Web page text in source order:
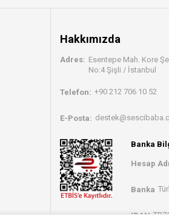
Hakkımızda
Adres: Esentepe Mah. Kore
No:4 Şişli / İstanbul
Telefon: +90 212 706 10 52
E-Posta:
Banka
Hesap Adı
Banka